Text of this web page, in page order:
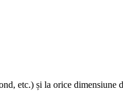
etc.) și la orice dimensiune